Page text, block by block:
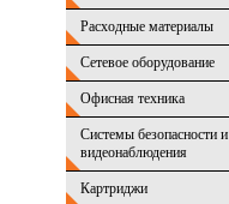
Расходные материалы
Сетевое оборудование
Офисная техника
Системы безопасности и
видеонаблюдения
Картриджи